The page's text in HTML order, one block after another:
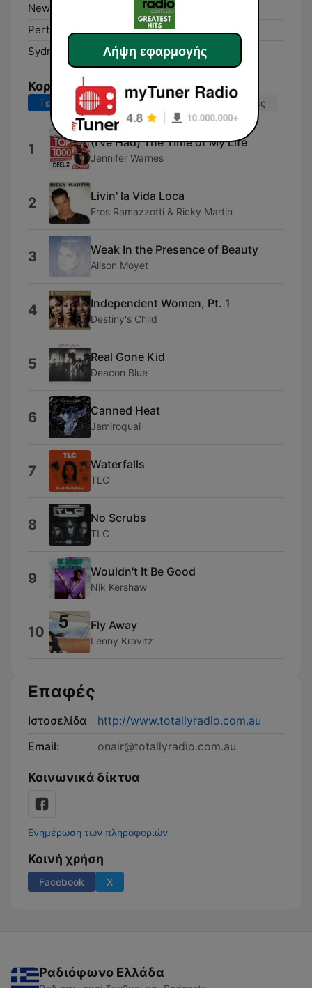
Newcastle:
Perth:
Online
Sydney:
Online
Κορυφαία τραγούδια
Τελευταίες 7 ημέρες Τελευταίες 30 ημέρες
1 (I've Had) The Time of My Life
Jennifer Warnes
2 Livin' la Vida Loca
Eros Ramazzotti & Ricky Martin
3 Weak In the Presence of Beauty
Alison Moyet
4 Independent Women, Pt. 1
Destiny's Child
5 Real Gone Kid
Deacon Blue
6 Canned Heat
Jamiroquai
7 Waterfalls
TLC
8 No Scrubs
TLC
9 Wouldn't It Be Good
Nik Kershaw
10 Fly Away
Lenny Kravitz
Επαφές
Ιστοσελίδα
http://www.totallyradio.com.au
Email:
onair@totallyradio.com.au
Κοινωνικά δίκτυα
Ενημέρωση των πληροφοριών
Κοινή χρήση
Facebook X
Ραδιόφωνο Ελλάδα
Λήψη εφαρμογής